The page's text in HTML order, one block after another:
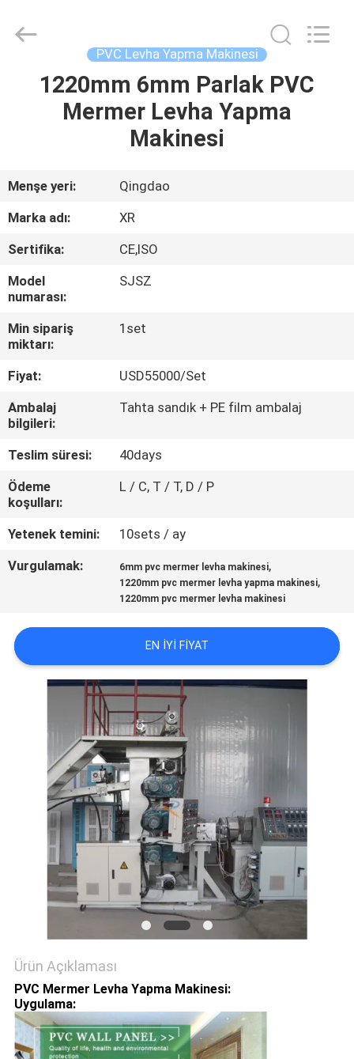
EVDE
VIDEOLAR
FABRIKA
KALITE
KONTROL
İLETIŞIM
HABERLER
DAVALAR
İNDIRIM
İSTE
HARITASI
GIZLILIK
POLITIKASI
PVC Levha Yapma Makinesi
1220mm 6mm Parlak PVC
Mermer Levha Yapma
Makinesi
Menşe yeri:
Qingdao
Marka adı:
XR
Sertifika:
CE,ISO
Model
numarası:
SJSZ
Min sipariş
miktarı:
1set
Fiyat:
USD55000/Set
Ambalaj
bilgileri:
Tahta sandık + PE film ambalaj
Teslim süresi:
40days
Ödeme
koşulları:
L / C, T / T, D / P
Yetenek temini:
10sets / ay
Vurgulamak:
6mm pvc mermer levha makinesi,
1220mm pvc mermer levha yapma makinesi,
1220mm pvc mermer levha makinesi
EN IYI FIYAT
Ürün Açıklaması
PVC Mermer Levha Yapma Makinesi:
Uygulama: